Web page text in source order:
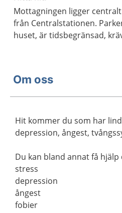
Mottagningen ligger
från Centralstationen.
huset, är tidsbegränsad,
Om oss
Hit kommer du som har
depression, ångest,
Du kan bland annat få
stress
depression
ångest
fobier